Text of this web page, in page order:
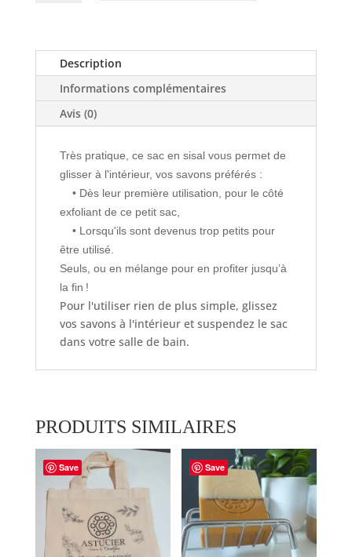
Description
Informations complémentaires
Avis (0)
Très pratique, ce sac en sisal vous permet de
glisser à l'intérieur, vos savons préférés :
• Dès leur première utilisation, pour le côté
exfoliant de ce petit sac,
• Lorsqu'ils sont devenus trop petits pour
être utilisé.
Seuls, ou en mélange pour en profiter jusqu’à
la fin !
Pour l'utiliser rien de plus simple, glissez
vos savons à l'intérieur et suspendez le sac
dans votre salle de bain.
PRODUITS SIMILAIRES
Save Save